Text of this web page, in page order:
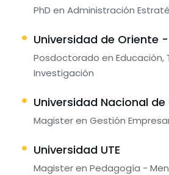
PhD en Administración
Universidad de Oriente
Posdoctorado en Educación,
Investigación
Universidad Nacional
Magister en Gestión
Universidad UTE
Magister en Pedagogía -